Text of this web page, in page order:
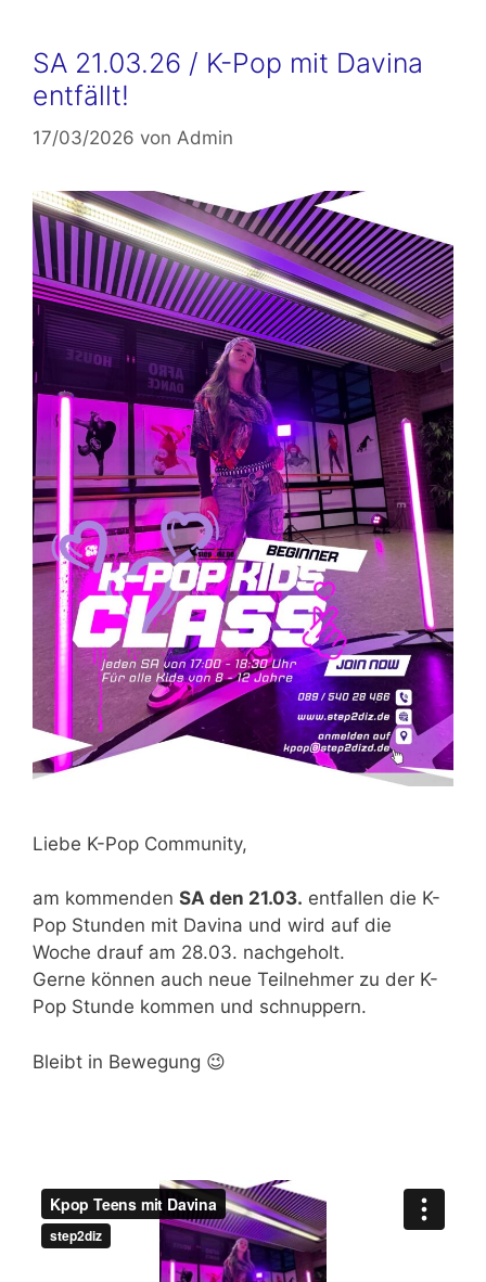
SA 21.03.26 / K-Pop mit Davina
entfällt!
17/03/2026 von Admin
Liebe K-Pop Community,
am kommenden SA den 21.03. entfallen die K-
Pop Stunden mit Davina und wird auf die
Woche drauf am 28.03. nachgeholt.
Gerne können auch neue Teilnehmer zu der K-
Pop Stunde kommen und schnuppern.
Bleibt in Bewegung 😉